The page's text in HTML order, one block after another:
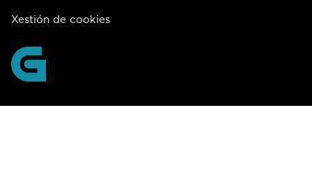
Xestión de cookies